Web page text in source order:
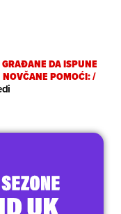
DA ISPUNE
POMOĆI:/